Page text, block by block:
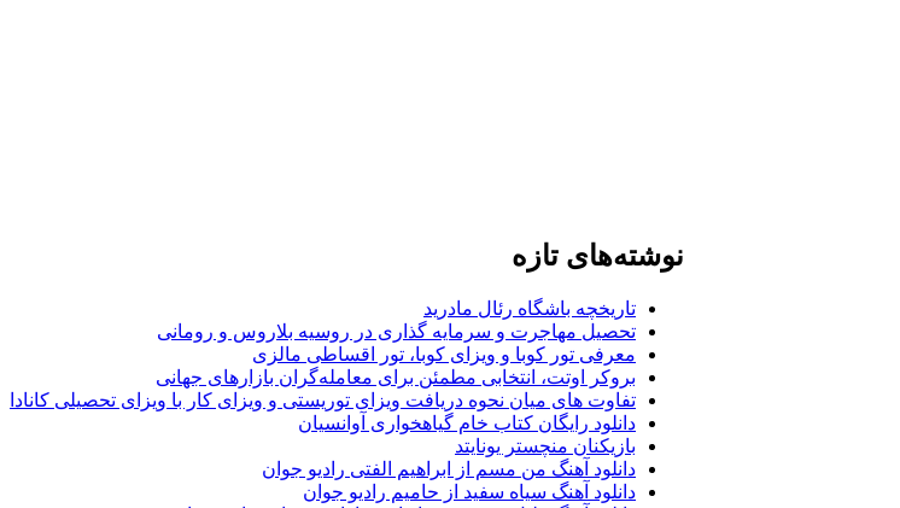
نوشته‌های تازه
تاریخچه باشگاه رئال مادرید
تحصیل مهاجرت و سرمایه گذاری در روسیه بلاروس و رومانی
معرفی تور کوبا و ویزای کوبا، تور اقساطی مالزی
بروکر اوتت، انتخابی مطمئن برای معامله‌گران بازارهای جهانی
تفاوت های میان نحوه دریافت ویزای توریستی و ویزای کار با ویزای تحصیلی کانادا
دانلود رایگان کتاب خام گیاهخواری آوانسیان
بازیکنان منچستر یونایتد
دانلود آهنگ من مسم از ابراهیم الفتی رادیو جوان
دانلود آهنگ سیاه سفید از حامیم رادیو جوان